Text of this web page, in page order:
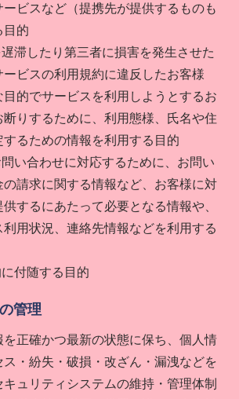
ビスなど（提携先が提供するものも
目的
滞したり第三者に損害を発生させた
ービスの利用規約に違反したお客様
的でサービスを利用しようとするお
りするために、利用態様、氏名や住
するための情報を利用する目的
い合わせに対応するために、お問い
請求に関する情報など、お客様に対
するにあたって必要となる情報や、
用状況、連絡先情報などを利用する
付随する目的
管理
を正確かつ最新の状態に保ち、個人情
・紛失・破損・改ざん・漏洩などを
キュリティシステムの維持・管理体制